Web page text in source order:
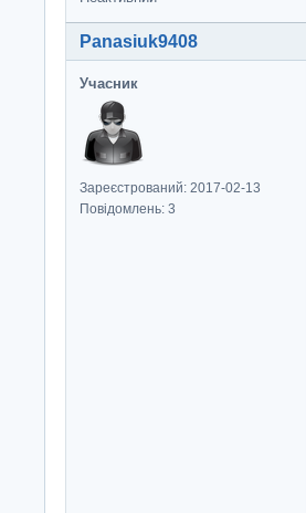
Panasiuk9408
Учасник
Зареєстрований: 2017-02-13
Повідомлень: 3